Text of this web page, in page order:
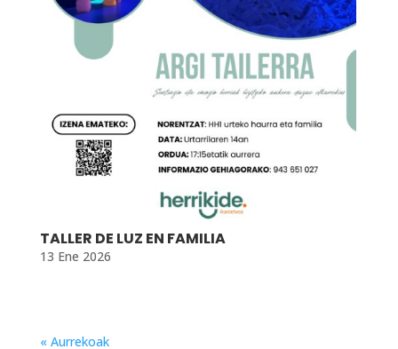
TALLER DE LUZ EN FAMILIA
13 Ene 2026
« Aurrekoak